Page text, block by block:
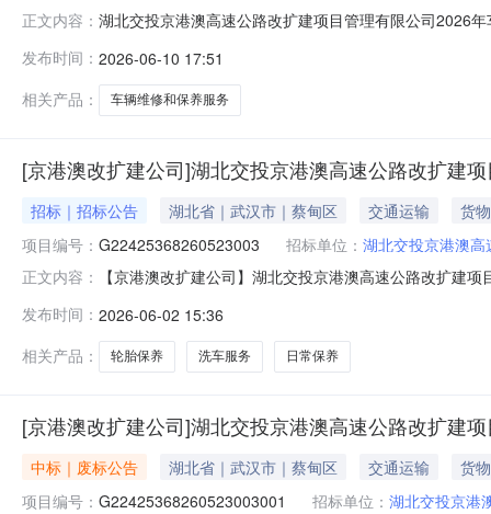
正文内容： 湖北交投京港澳高速公路改扩建项目管理有限公司2026
G22425368260523003)进行采购，因项目开标解密成功
采购失败。特此公告！采购
发布时间： 2026-06-10 17:51
相关产品：
车辆维修和保养服务
[京港澳改扩建公司]湖北交投京港澳高速公路改扩建
招标｜招标公告 湖北省｜武汉市｜蔡甸区 交通运输
货物
项目编号： G22425368260523003 招标单位： 湖北交投京港澳
正文内容：
【京港澳改扩建公司】湖北交投京港澳高速公路改扩建
理有限公司（以下简称“采购人”）的委托，对湖北交投
公开邀请潜在供应商参
发布时间： 2026-06-02 15:36
相关产品：
轮胎保养 洗车服务 日常保养
[京港澳改扩建公司]湖北交投京港澳高速公路改扩建
中标｜废标公告 湖北省｜武汉市｜蔡甸区 交通运输
货物
项目编号： G22425368260523003001 招标单位： 湖北交投京港